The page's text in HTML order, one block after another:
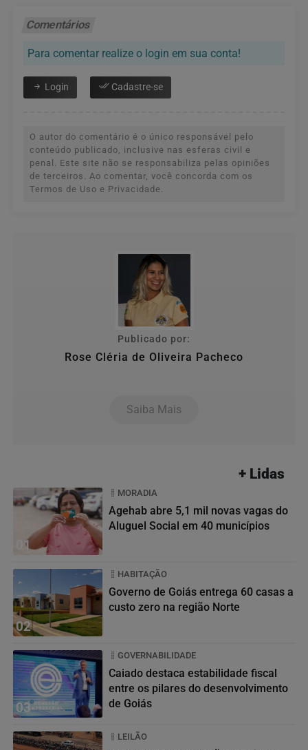
Comentários
Para comentar realize o login em sua conta!
Login Cadastre-se
O autor do comentário é o único responsável pelo
conteúdo publicado, inclusive nas esferas civil e
penal. Este site não se responsabiliza pelas opiniões
de terceiros. Ao comentar, você concorda com os
Termos de Uso e Privacidade.
Publicado por:
Rose Cléria de Oliveira Pacheco
Saiba Mais
+ Lidas
01
MORADIA
Agehab abre 5,1 mil novas vagas do
Aluguel Social em 40 municípios
02
HABITAÇÃO
Governo de Goiás entrega 60 casas a
custo zero na região Norte
03
GOVERNABILIDADE
Caiado destaca estabilidade fiscal
entre os pilares do desenvolvimento
de Goiás
LEILÃO